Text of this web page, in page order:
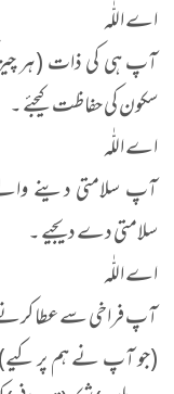
اے اللّٰہ
آپ ہی کی ذات (ہر
سکون کی حفاظت کیجئے ۔
اے اللّٰہ
آپ سلامتی دینے
سلامتی دے دیجیے ۔
اے اللّٰہ
آپ فراخی سے عطا کرنے
(جو آپ نے ہم پر کیے)